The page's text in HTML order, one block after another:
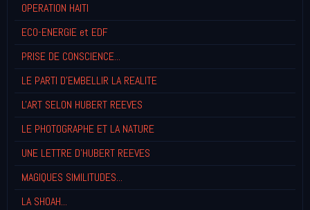
OPERATION HAITI
ECO-ENERGIE et EDF
PRISE DE CONSCIENCE...
LE PARTI D'EMBELLIR LA REALITE
L'ART SELON HUBERT REEVES
LE PHOTOGRAPHE ET LA NATURE
UNE LETTRE D'HUBERT REEVES
MAGIQUES SIMILITUDES...
LA SHOAH...